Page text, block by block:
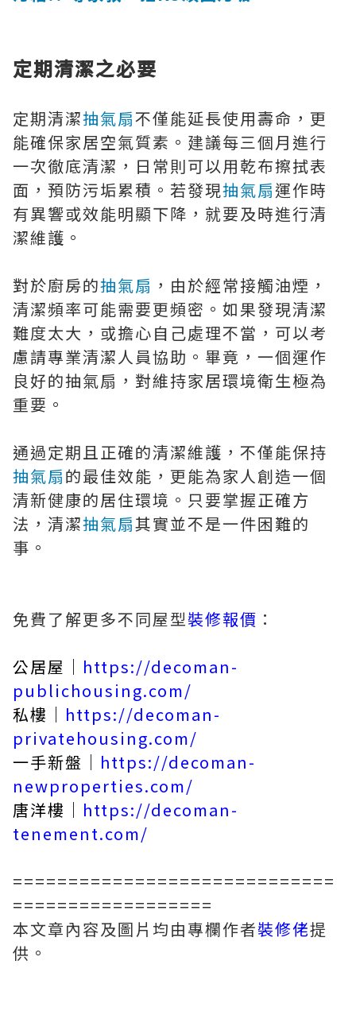
定期清潔之必要
定期清潔抽氣扇不僅能延長使用壽命，更
能確保家居空氣質素。建議每三個月進行
一次徹底清潔，日常則可以用乾布擦拭表
面，預防污垢累積。若發現抽氣扇運作時
有異響或效能明顯下降，就要及時進行清
潔維護。
對於廚房的抽氣扇 ，由於經常接觸油煙，
清潔頻率可能需要更頻密。如果發現清潔
難度太大，或擔心自己處理不當，可以考
慮請專業清潔人員協助。畢竟，一個運作
良好的抽氣扇，對維持家居環境衛生極為
重要。
通過定期且正確的清潔維護，不僅能保持
抽氣扇的最佳效能，更能為家人創造一個
清新健康的居住環境。只要掌握正確方
法，清潔抽氣扇其實並不是一件困難的
事。
免費了解更多不同屋型裝修報價 ：
公居屋｜ https://decoman-
publichousing.com/
私樓｜ https://decoman-
privatehousing.com/
一手新盤｜ https://decoman-
newproperties.com/
唐洋樓｜ https://decoman-
tenement.com/
=============================
==================
本文章內容及圖片均由專欄作者裝修佬提
供。